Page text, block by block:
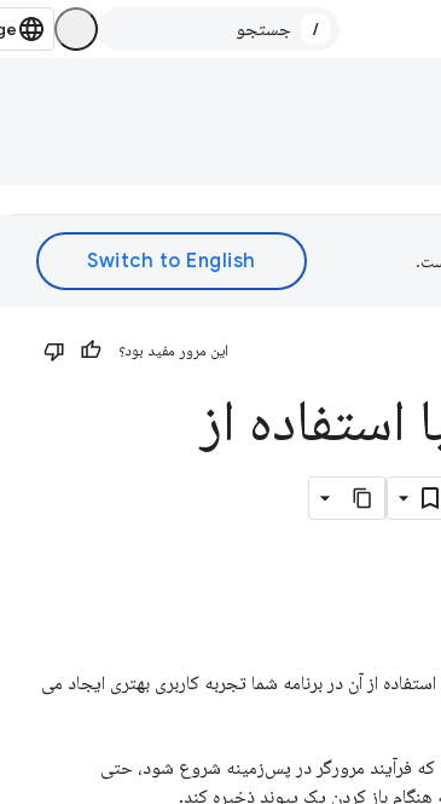
/
این مرور مفید بود؟
از
از آن در برنامه شما تجربه کاربری بهتری ایجاد می
فرآیند مرورگر در پس‌زمینه شروع شود، حتی